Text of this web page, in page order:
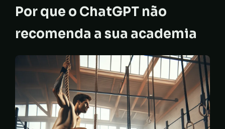
Por que o ChatGPT não
recomenda a sua academia